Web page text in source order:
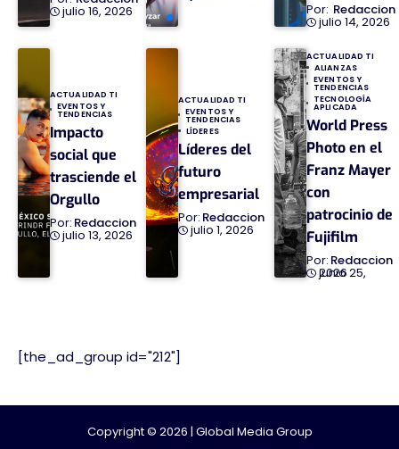
julio 16, 2026 Redaccion
julio 14, 2026
ACTUALIDAD TI
EVENTOS Y
TENDENCIAS
Impacto
social que
trasciende el
Orgullo
Redaccion
julio 13, 2026
ACTUALIDAD TI
EVENTOS Y
TENDENCIAS
LÍDERES
Líderes del
futuro
empresarial
Redaccion
julio 1, 2026
ACTUALIDAD TI
ALIANZAS
EVENTOS Y
TENDENCIAS
TECNOLOGÍA
APLICADA
World Press
Photo en el
Franz Mayer
con
patrocinio de
Fujifilm
Redaccion
junio 25, 2026
[the_ad_group id="212"]